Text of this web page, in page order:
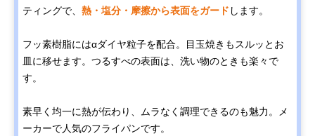
ティングで、 熱・塩分・摩擦から表面をガード します。
フッ素樹脂にはαダイヤ粒子を配合。目玉焼きもスルッとお
皿に移せます。つるすべの表面は、洗い物のときも楽々で
す。
素早く均一に熱が伝わり、ムラなく調理できるのも魅力。メ
ーカーで人気のフライパンです。